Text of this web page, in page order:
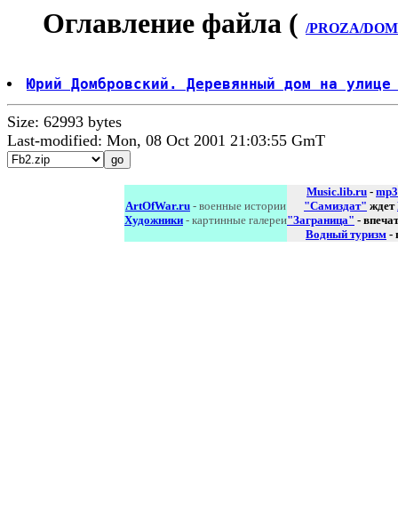
Оглавление файла ( /PROZA/
Юрий Домбровский. Деревянный дом на улице
Size: 62993 bytes
Last-modified: Mon, 08 Oct 2001 21:03:55 GmT
ArtOfWar.ru - военные истории
Художники - картинные галереи
Music.lib.ru - mp3
"Самиздат" ждет
"Заграница" -
Водный туризм -